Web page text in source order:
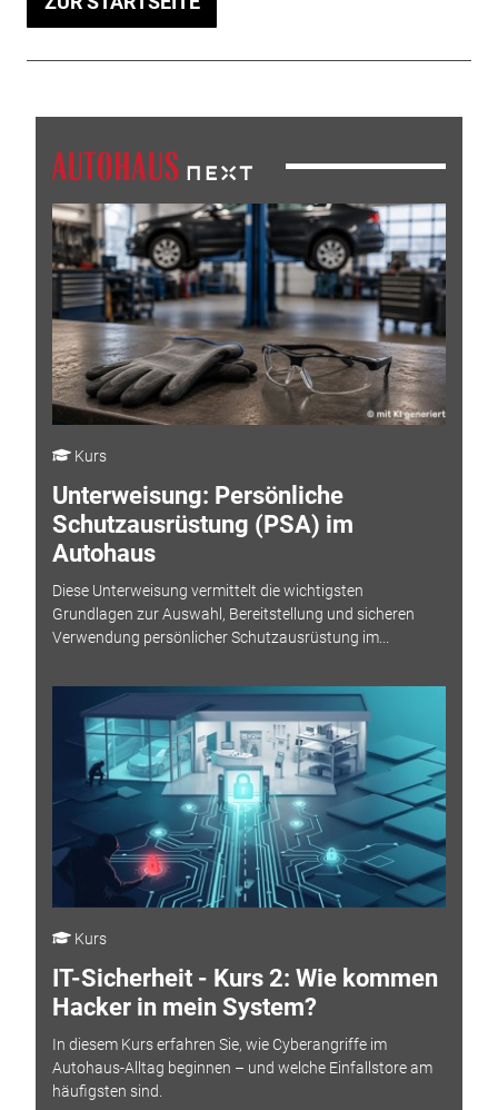
Kurs
Unterweisung: Persönliche
Schutzausrüstung (PSA) im
Autohaus
Diese Unterweisung vermittelt die wichtigsten
Grundlagen zur Auswahl, Bereitstellung und sicheren
Verwendung persönlicher Schutzausrüstung im...
Kurs
IT-Sicherheit - Kurs 2: Wie kommen
Hacker in mein System?
In diesem Kurs erfahren Sie, wie Cyberangriffe im
Autohaus-Alltag beginnen – und welche Einfallstore am
häufigsten sind.